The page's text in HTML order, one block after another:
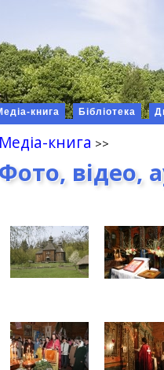
книга Бібліотека
Медіа-книга
Фото, відео,